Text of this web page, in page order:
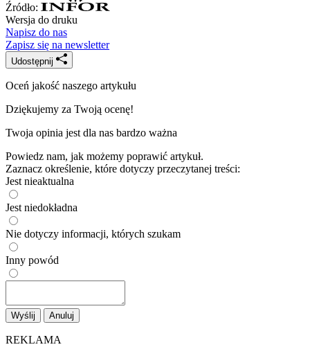
Źródło:
Wersja do druku
Napisz do nas
Zapisz się na newsletter
Udostępnij
Oceń jakość naszego artykułu
Dziękujemy za Twoją ocenę!
Twoja opinia jest dla nas bardzo ważna
Powiedz nam, jak możemy poprawić artykuł.
Zaznacz określenie, które dotyczy przeczytanej treści:
Jest nieaktualna
Jest niedokładna
Nie dotyczy informacji, których szukam
Inny powód
Wyślij Anuluj
REKLAMA